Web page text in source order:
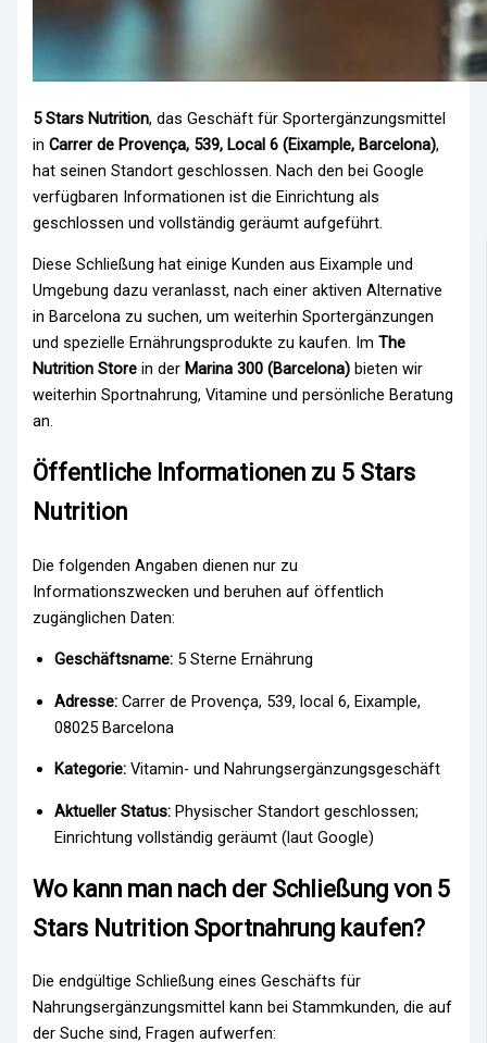
5 Stars Nutrition, das Geschäft für Sportergänzungsmittel
inCarrer de Provença, 539, Local 6 (Eixample, Barcelona),
hat seinen Standort geschlossen. Nach den bei Google
verfügbaren Informationen ist die Einrichtung als
geschlossen und vollständig geräumt aufgeführt.
Diese Schließung hat einige Kunden aus Eixample und
Umgebung dazu veranlasst, nach einer aktiven Alternative
in Barcelona zu suchen, um weiterhin Sportergänzungen
und spezielle Ernährungsprodukte zu kaufen. ImThe
Nutrition Store in derMarina 300 (Barcelona) bieten wir
weiterhin Sportnahrung, Vitamine und persönliche Beratung
an.
Öffentliche Informationen zu 5 Stars
Nutrition
Die folgenden Angaben dienen nur zu
Informationszwecken und beruhen auf öffentlich
zugänglichen Daten:
Geschäftsname: 5 Sterne Ernährung
Adresse: Carrer de Provença, 539, local 6, Eixample,
08025 Barcelona
Kategorie: Vitamin- und Nahrungsergänzungsgeschäft
Aktueller Status: Physischer Standort geschlossen;
Einrichtung vollständig geräumt (laut Google)
Wo kann man nach der Schließung von 5
Stars Nutrition Sportnahrung kaufen?
Die endgültige Schließung eines Geschäfts für
Nahrungsergänzungsmittel kann bei Stammkunden, die auf
der Suche sind, Fragen aufwerfen: